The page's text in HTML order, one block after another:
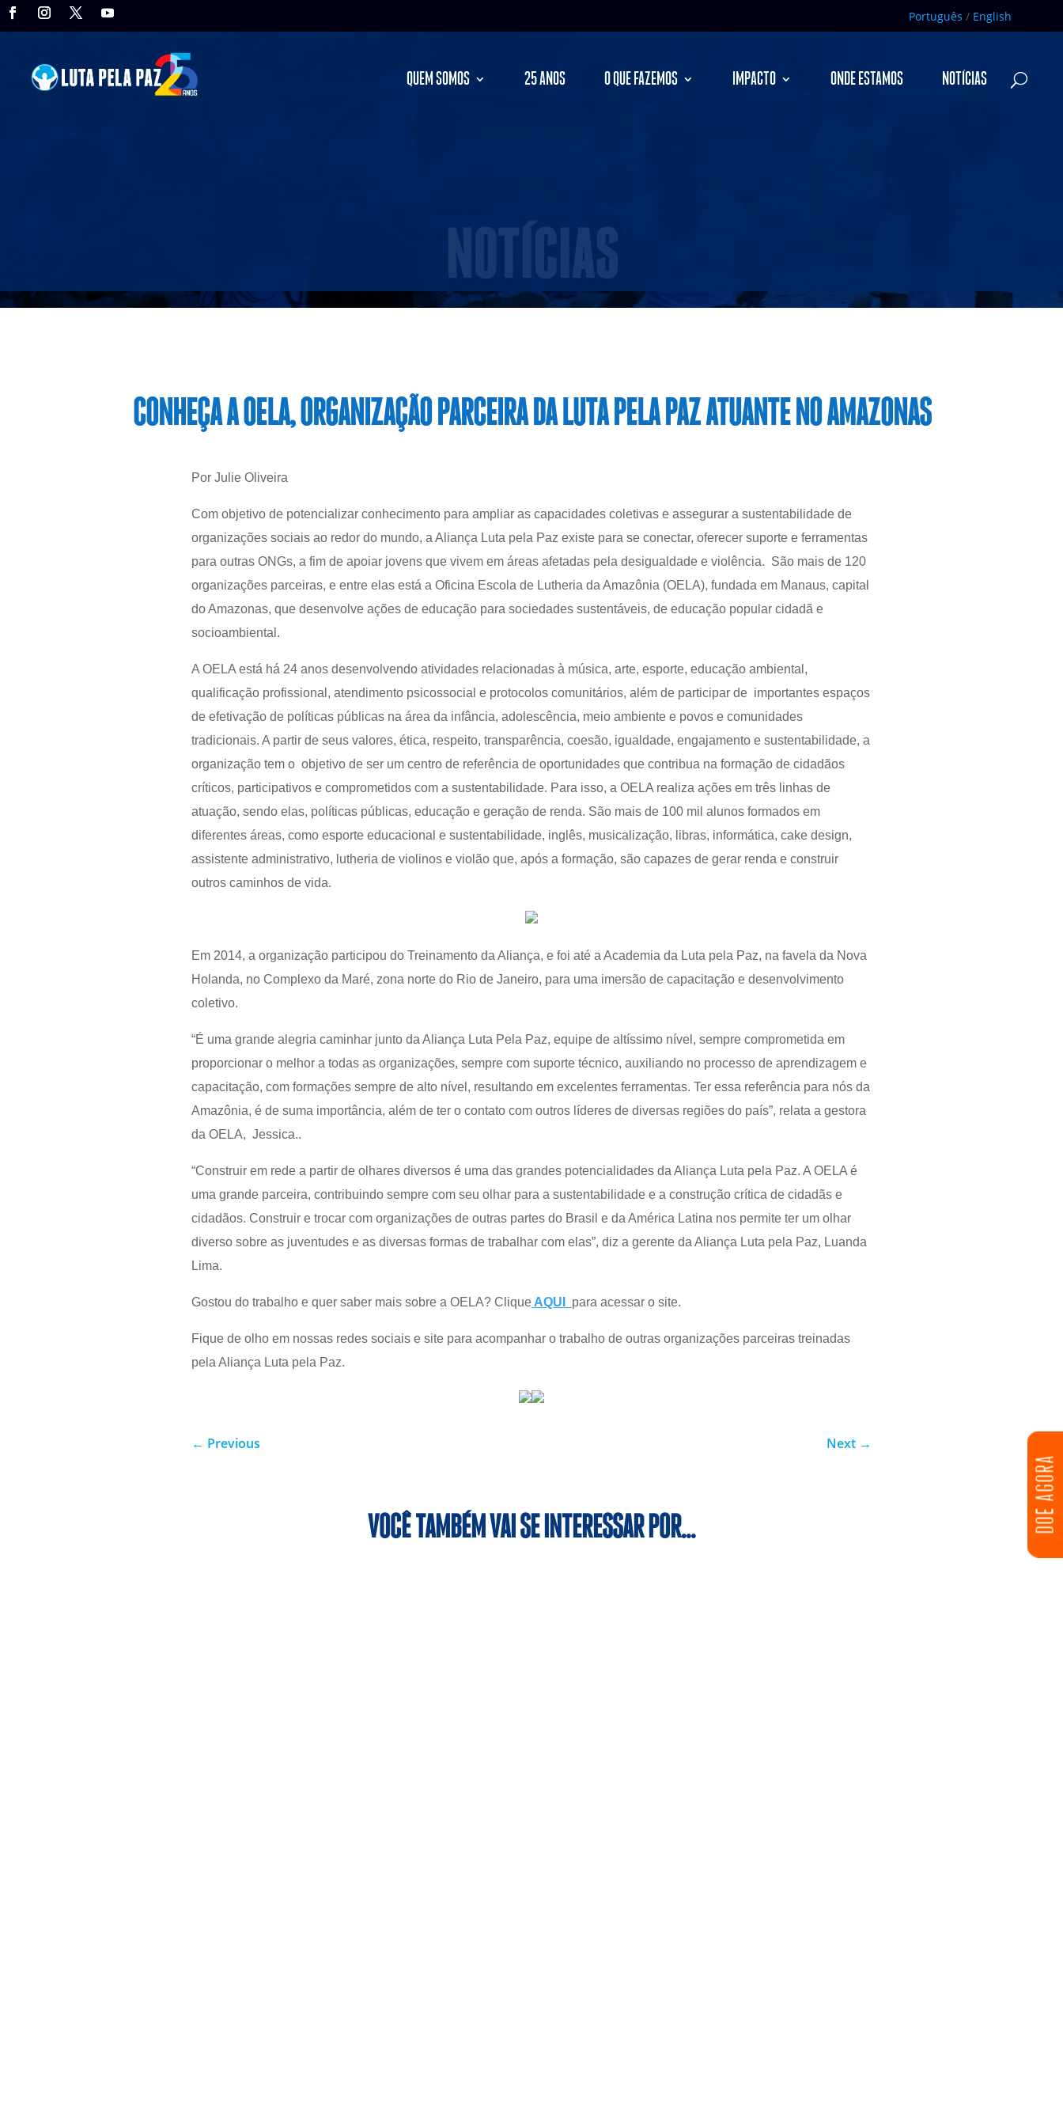
DOE AGORA
Português / English
QUEM SOMOS 25 ANOS O QUE FAZEMOS IMPACTO ONDE ESTAMOS NOTÍCIAS
CONHEÇA A OELA, ORGANIZAÇÃO PARCEIRA DA LUTA PELA PAZ ATUANTE NO AMAZONAS
Por Julie Oliveira
Com objetivo de potencializar conhecimento para ampliar as capacidades coletivas e assegurar a sustentabilidade de
organizações sociais ao redor do mundo, a Aliança Luta pela Paz existe para se conectar, oferecer suporte e ferramentas
para outras ONGs, a fim de apoiar jovens que vivem em áreas afetadas pela desigualdade e violência. São mais de 120
organizações parceiras, e entre elas está a Oficina Escola de Lutheria da Amazônia (OELA), fundada em Manaus, capital
do Amazonas, que desenvolve ações de educação para sociedades sustentáveis, de educação popular cidadã e
socioambiental.
A OELA está há 24 anos desenvolvendo atividades relacionadas à música, arte, esporte, educação ambiental,
qualificação profissional, atendimento psicossocial e protocolos comunitários, além de participar de importantes espaços
de efetivação de políticas públicas na área da infância, adolescência, meio ambiente e povos e comunidades
tradicionais. A partir de seus valores, ética, respeito, transparência, coesão, igualdade, engajamento e sustentabilidade, a
organização tem o objetivo de ser um centro de referência de oportunidades que contribua na formação de cidadãos
críticos, participativos e comprometidos com a sustentabilidade. Para isso, a OELA realiza ações em três linhas de
atuação, sendo elas, políticas públicas, educação e geração de renda. São mais de 100 mil alunos formados em
diferentes áreas, como esporte educacional e sustentabilidade, inglês, musicalização, libras, informática, cake design,
assistente administrativo, lutheria de violinos e violão que, após a formação, são capazes de gerar renda e construir
outros caminhos de vida.
Em 2014, a organização participou do Treinamento da Aliança, e foi até a Academia da Luta pela Paz, na favela da Nova
Holanda, no Complexo da Maré, zona norte do Rio de Janeiro, para uma imersão de capacitação e desenvolvimento
coletivo.
“É uma grande alegria caminhar junto da Aliança Luta Pela Paz, equipe de altíssimo nível, sempre comprometida em
proporcionar o melhor a todas as organizações, sempre com suporte técnico, auxiliando no processo de aprendizagem e
capacitação, com formações sempre de alto nível, resultando em excelentes ferramentas. Ter essa referência para nós da
Amazônia, é de suma importância, além de ter o contato com outros líderes de diversas regiões do país”, relata a gestora
da OELA, Jessica..
“Construir em rede a partir de olhares diversos é uma das grandes potencialidades da Aliança Luta pela Paz. A OELA é
uma grande parceira, contribuindo sempre com seu olhar para a sustentabilidade e a construção crítica de cidadãs e
cidadãos. Construir e trocar com organizações de outras partes do Brasil e da América Latina nos permite ter um olhar
diverso sobre as juventudes e as diversas formas de trabalhar com elas”, diz a gerente da Aliança Luta pela Paz, Luanda
Lima.
Gostou do trabalho e quer saber mais sobre a OELA? CliqueAQUI para acessar o site.
Fique de olho em nossas redes sociais e site para acompanhar o trabalho de outras organizações parceiras treinadas
pela Aliança Luta pela Paz.
← Previous Next →
VOCÊ TAMBÉM VAI SE INTERESSAR POR…